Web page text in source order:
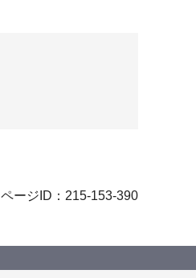
ページID：215-153-390